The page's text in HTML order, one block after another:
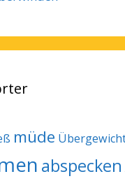
müde
abspecken